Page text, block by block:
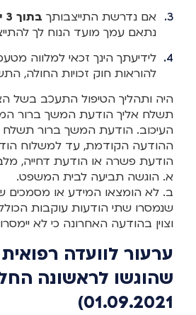
אם נדרשת התייצבותך בתוך 3 ימי עסקים
נתאם עמך מועד הנוח לך
לידיעתך הינך זכאי למלווה
להוראות חוק זכויות החולה,
היה ותהליך הטיפול התעכב בשל
תשלח אליך הודעת המשך ברור
ההודעה הקודמת, עד למשלוח
הודעת פשרה או הודעת דחייה,
א. הוגשה תביעה לבית המשפט.
ב. לא הומצאו המידע או מסמכים
שנמסרו שתי הודעות עוקבות
וצוין בהודעה האחרונה כי לא
ערעור לוועדה
שהוגשו לראשונה
01.09.2021)